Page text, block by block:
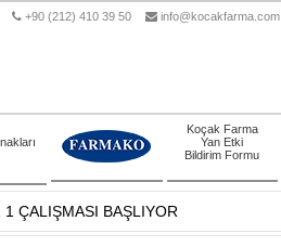
+90 (212) 410 39 50 info@kocakfarma.com
Koçak Farma
Yan Etki
Bildirim Formu
1 ÇALIŞMASI BAŞLIYOR